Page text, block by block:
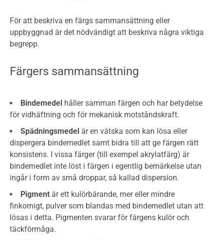
För att beskriva en färgs sammansättning eller
uppbyggnad är det nödvändigt att beskriva några viktiga
begrepp.
Färgers sammansättning
Bindemedel håller samman färgen och har betydelse
för vidhäftning och för mekanisk motståndskraft.
Spädningsmedel är en vätska som kan lösa eller
dispergera bindemedlet samt bidra till att ge färgen rätt
konsistens. I vissa färger (till exempel akrylatfärg) är
bindemedlet inte löst i färgen i egentlig bemärkelse utan
ingår i form av små droppar, så kallad dispersion.
Pigment är ett kulörbärande, mer eller mindre
finkornigt, pulver som blandas med bindemedlet utan att
lösas i detta. Pigmenten svarar för färgens kulör och
täckförmåga.